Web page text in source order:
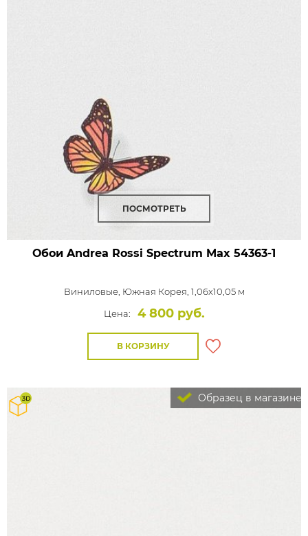
ПОСМОТРЕТЬ
Обои Andrea Rossi Spectrum Max 54363-1
Виниловые, Южная Корея, 1,06x10,05 м
Цена:
4 800 руб.
В КОРЗИНУ
Образец в магазине